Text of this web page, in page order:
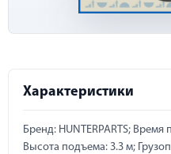
Характеристики
Бренд: HUNTERPARTS;
Высота подъема: 3.3 м;